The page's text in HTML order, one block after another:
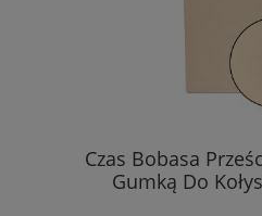
Czas Bobasa
Gumką Do